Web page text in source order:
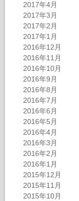
2017年4月
2017年3月
2017年2月
2017年1月
2016年12月
2016年11月
2016年10月
2016年9月
2016年8月
2016年7月
2016年6月
2016年5月
2016年4月
2016年3月
2016年2月
2016年1月
2015年12月
2015年11月
2015年10月